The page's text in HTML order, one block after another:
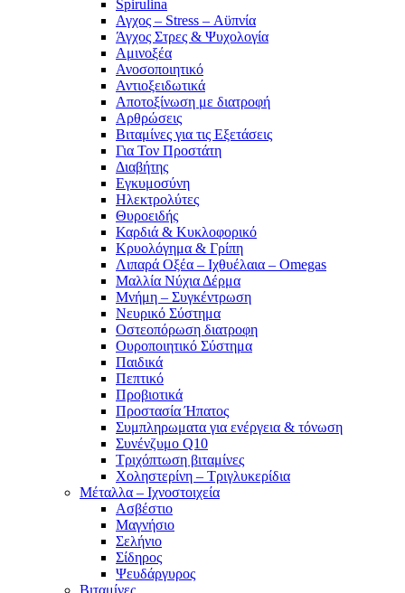
Spirulina
Αγχος – Stress – Αϋπνία
Άγχος Στρες & Ψυχολογία
Αμινοξέα
Ανοσοποιητικό
Αντιοξειδωτικά
Αποτοξίνωση με διατροφή
Αρθρώσεις
Βιταμίνες για τις Εξετάσεις
Για Τον Προστάτη
Διαβήτης
Εγκυμοσύνη
Ηλεκτρολύτες
Θυροειδής
Καρδιά & Κυκλοφορικό
Κρυολόγημα & Γρίπη
Λιπαρά Οξέα – Ιχθυέλαια – Omegas
Μαλλία Νύχια Δέρμα
Μνήμη – Συγκέντρωση
Νευρικό Σύστημα
Οστεοπόρωση διατροφη
Ουροποιητικό Σύστημα
Παιδικά
Πεπτικό
Προβιοτικά
Προστασία Ήπατος
Συμπληρωματα για ενέργεια & τόνωση
Συνένζυμο Q10
Τριχόπτωση βιταμίνες
Χοληστερίνη – Τριγλυκερίδια
Μέταλλα – Ιχνοστοιχεία
Ασβέστιο
Μαγνήσιο
Σελήνιο
Σίδηρος
Ψευδάργυρος